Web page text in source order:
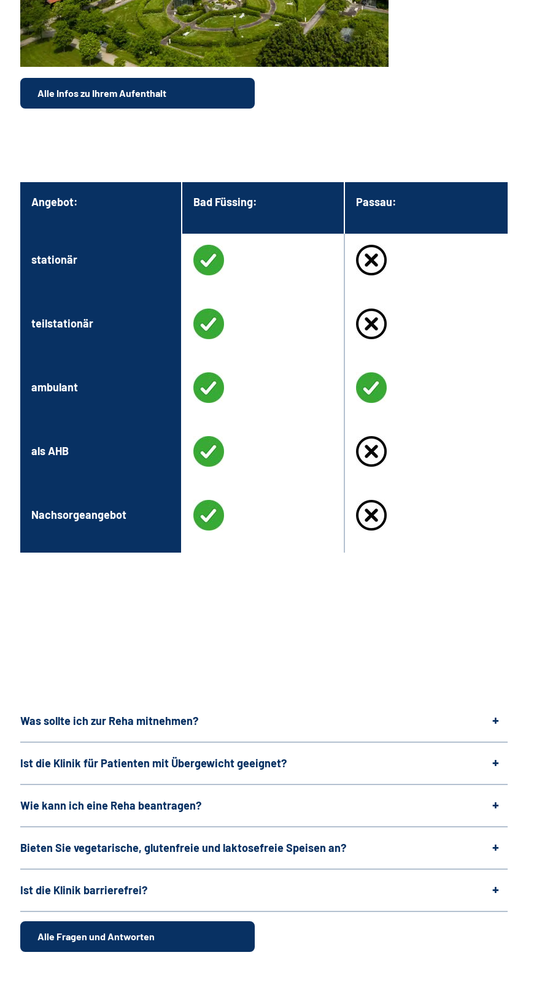
Alle Infos zu Ihrem Aufenthalt
Angebot: Bad Füssing: Passau:
stationär
teilstationär
ambulant
als AHB
Nachsorgeangebot
Was sollte ich zur Reha mitnehmen?
Ist die Klinik für Patienten mit Übergewicht geeignet?
Wie kann ich eine Reha beantragen?
Bieten Sie vegetarische, glutenfreie und laktosefreie Speisen an?
Ist die Klinik barrierefrei?
Alle Fragen und Antworten